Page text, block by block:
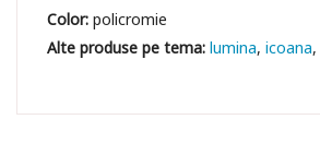
Color:policromie
lumina icoana